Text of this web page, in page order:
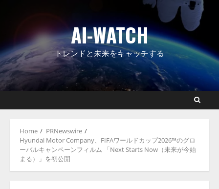
AI-WATCH
トレンドと未来をキャッチする
Home
PRNewswire
Hyundai Motor Company、FIFAワールドカップ2026™のグロ
ーバルキャンペーンフィルム 「Next Starts Now（未来が今始
まる）」を初公開